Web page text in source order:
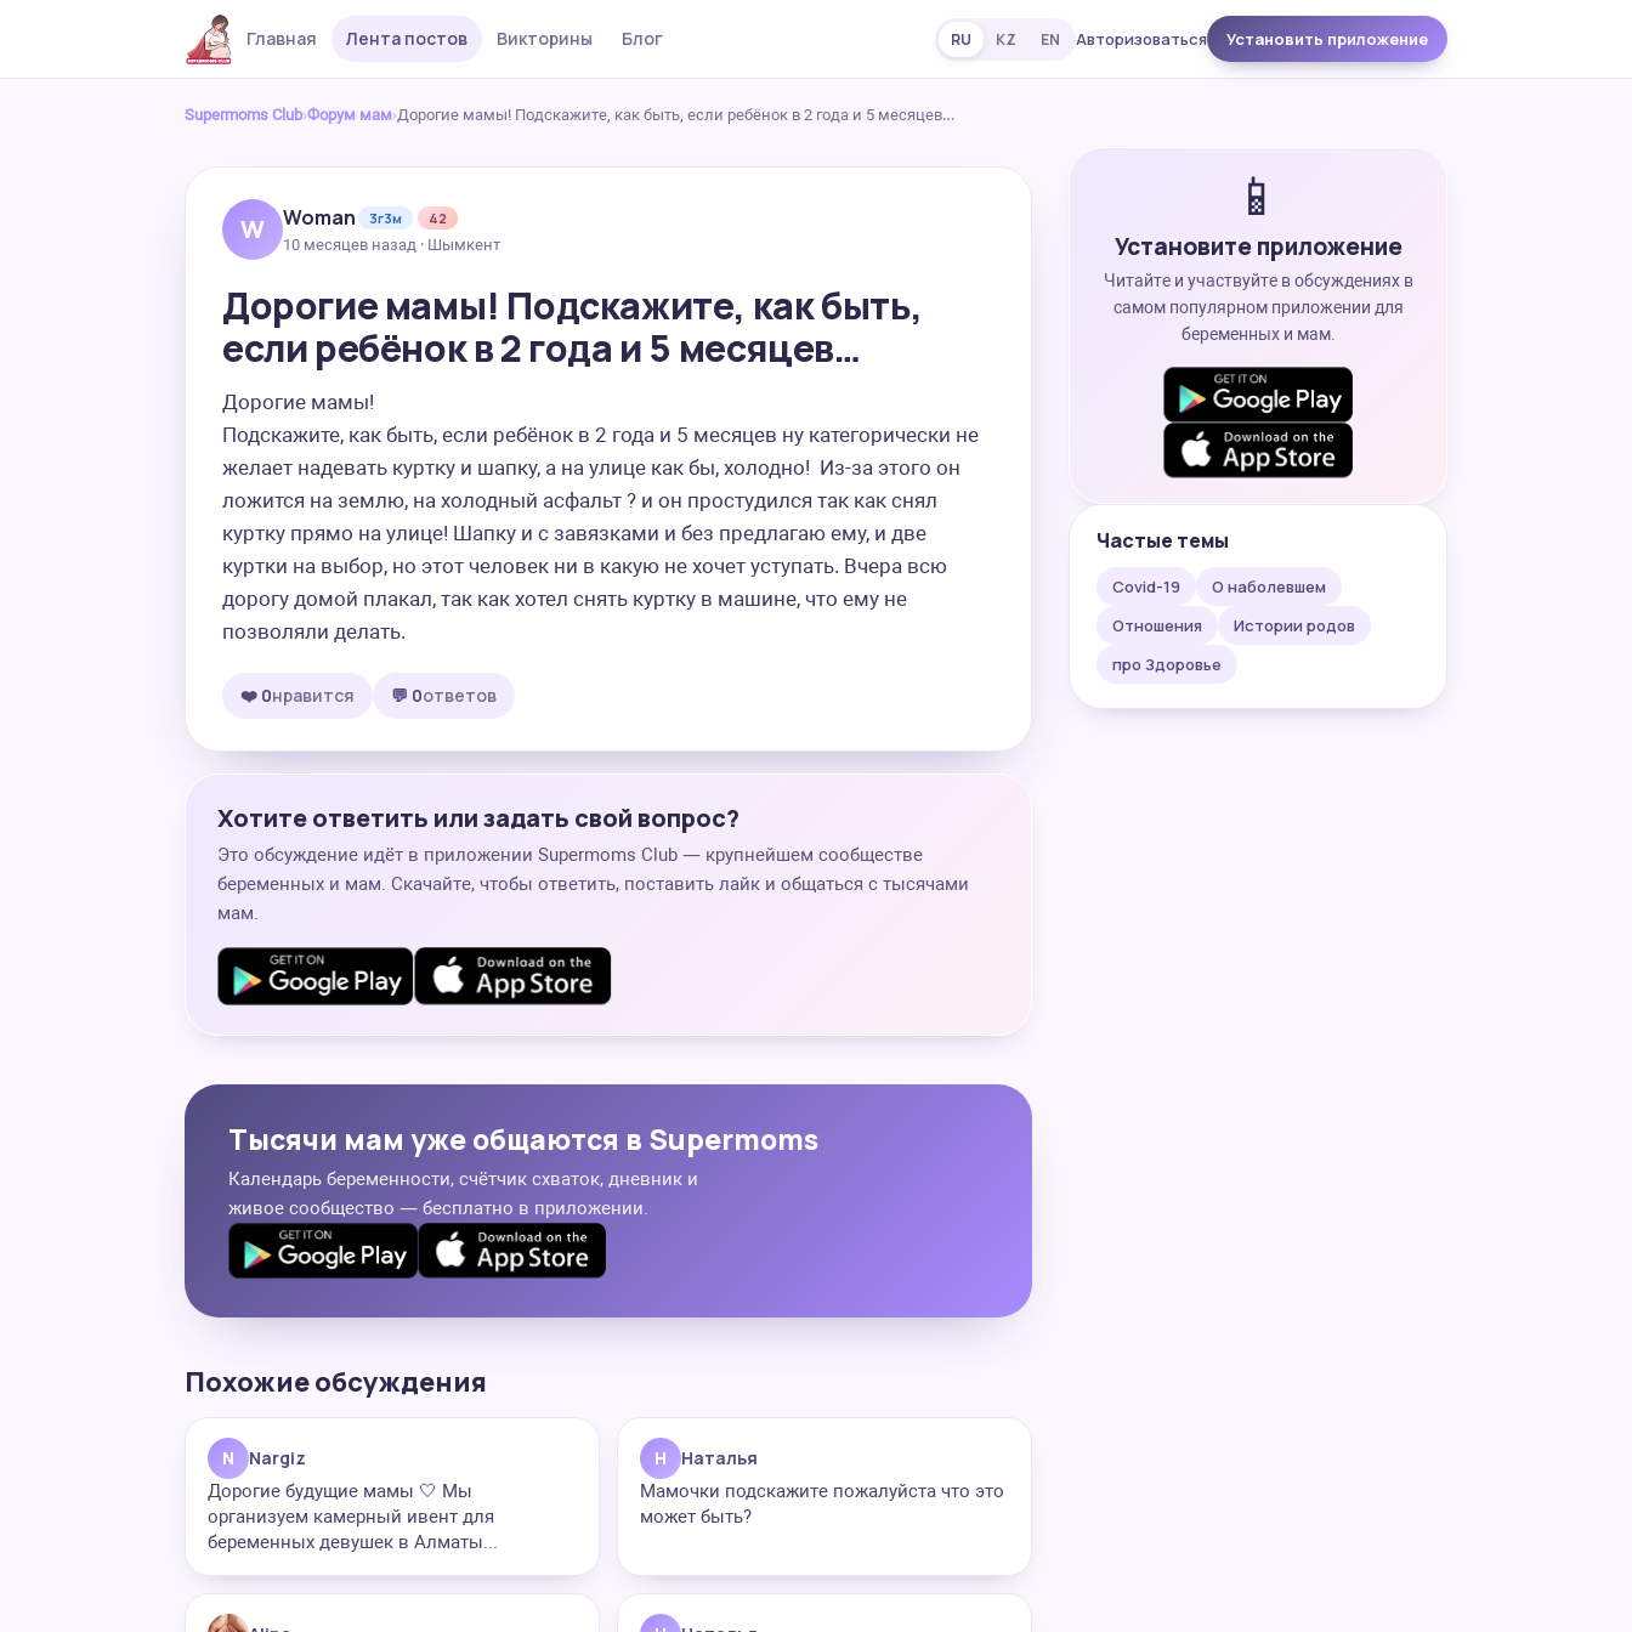
Главная Лента постов Викторины Блог RU KZ EN Авторизоваться Установить приложение
Supermoms Club›Форум мам›Дорогие мамы! Подскажите, как быть, если ребёнок в 2 года и 5 месяцев…
W Woman 3г3м
42
10 месяцев назад · Шымкент
Дорогие мамы! Подскажите, как быть,
если ребёнок в 2 года и 5 месяцев…
Дорогие мамы!
Подскажите, как быть, если ребёнок в 2 года и 5 месяцев ну категорически не
желает надевать куртку и шапку, а на улице как бы, холодно!  Из-за этого он
ложится на землю, на холодный асфальт ? и он простудился так как снял
куртку прямо на улице! Шапку и с завязками и без предлагаю ему, и две
куртки на выбор, но этот человек ни в какую не хочет уступать. Вчера всю
дорогу домой плакал, так как хотел снять куртку в машине, что ему не
позволяли делать.
❤️ 0нравится 💬 0ответов
Хотите ответить или задать свой вопрос?
Это обсуждение идёт в приложении Supermoms Club — крупнейшем сообществе
беременных и мам. Скачайте, чтобы ответить, поставить лайк и общаться с тысячами
мам.
Тысячи мам уже общаются в Supermoms
Календарь беременности, счётчик схваток, дневник и
живое сообщество — бесплатно в приложении.
Похожие обсуждения
N Nargiz
Дорогие будущие мамы 🤍 Мы
организуем камерный ивент для
беременных девушек в Алматы...
Н Наталья
Мамочки подскажите пожалуйста что это
может быть?
📱
Установите приложение
Читайте и участвуйте в обсуждениях в
самом популярном приложении для
беременных и мам.
Частые темы
Covid-19
О наболевшем
Отношения
Истории родов
про Здоровье